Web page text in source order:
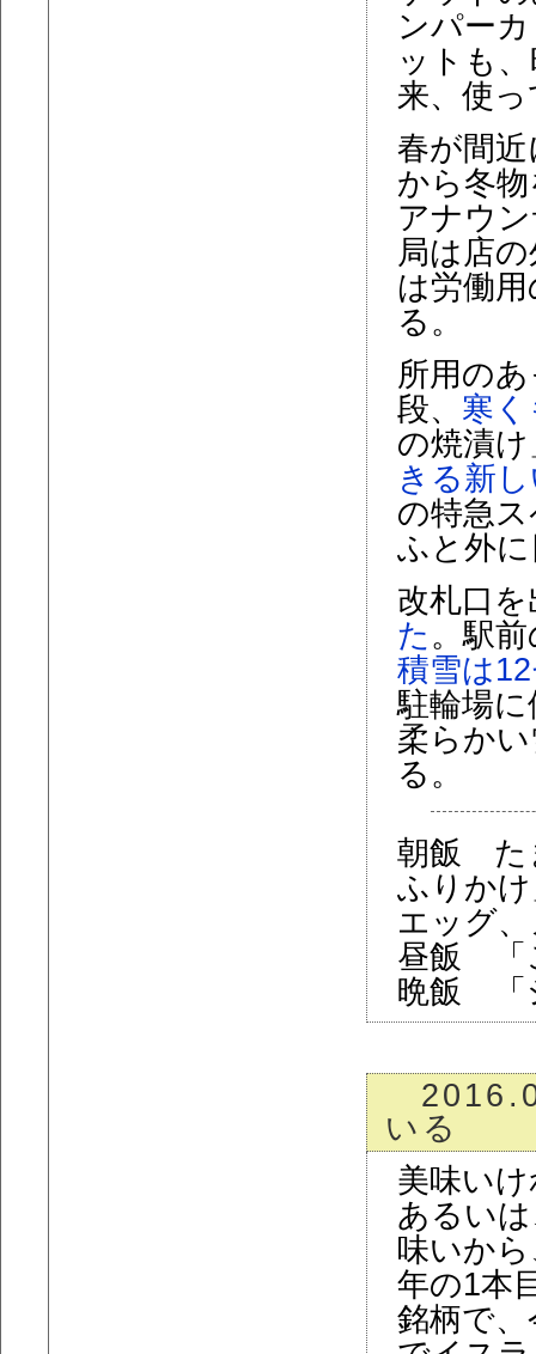
ンパー
ットも
来、使
春が間
から冬
アナウ
局は店
は労働
る。
所用の
段、 寒
の焼漬
きる新
の特急
ふと外
改札口
た 。駅
積雪は
駐輪場
柔らか
る。
朝飯 た
ふりか
エッグ
昼飯 「
晩飯 「
いる
美味い
あるい
味いか
年の1本
銘柄で